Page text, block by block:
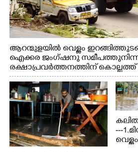
ആറന്മുളയിൽ വെള്ളം
ഐക്കര ജംഗ്ഷനു
രക്ഷാപ്രവർത്തനത്തിന്
ബോട്ടുകൾ
---